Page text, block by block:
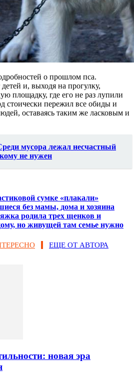
о прошлом пса.
и, выходя на прогулку,
площадку, где его не раз лупили
стоически пережил все обиды и
оставаясь таким же ласковым и
мусора лежал несчастный
не нужен
сумке «плакали»
без мамы, дома и хозяина
родила трех щенков и
но живущей там семье нужно
ЕЩЕ ОТ АВТОРА
новая эра